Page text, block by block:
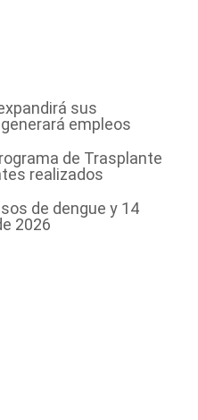
sus
empleos
de Trasplante
realizados
de dengue y 14
2026